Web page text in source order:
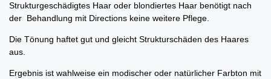
Strukturgeschädigtes Haar oder blondiertes Haar benötigt nach
der Behandlung mit Directions keine weitere Pflege.
Die Tönung haftet gut und gleicht Strukturschäden des Haares
aus.
Ergebnis ist wahlweise ein modischer oder natürlicher Farbton mit